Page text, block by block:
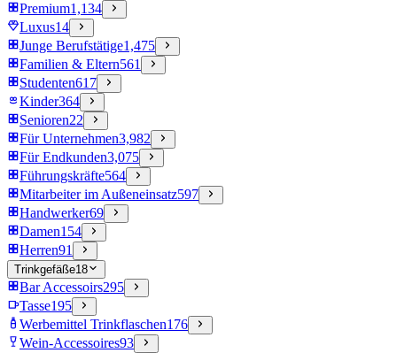
Premium1,134
Luxus14
Junge Berufstätige1,475
Familien & Eltern561
Studenten617
Kinder364
Senioren22
Für Unternehmen3,982
Für Endkunden3,075
Führungskräfte564
Mitarbeiter im Außeneinsatz597
Handwerker69
Damen154
Herren91
Trinkgefäße18
Bar Accessoirs295
Tasse195
Werbemittel Trinkflaschen176
Wein-Accessoires93